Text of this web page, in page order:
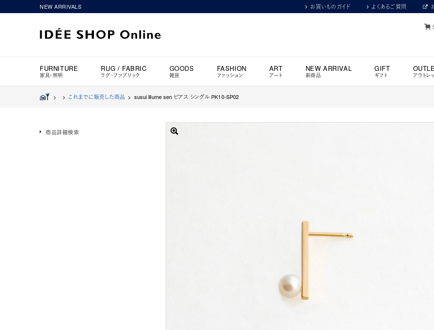
NEW ARRIVALS お買いものガイド よくあるご質問
FURNITURE
家具・照明
RUG / FABRIC
ラグ・ファブリック
GOODS
雑貨
FASHION
ファッション
ART
アート
NEW ARRIVAL
新商品
GIFT
ギフト アウトレ
> > これまでに販売した商品 > susui illume sen ピアス シングル PK10-SP02
商品詳細検索